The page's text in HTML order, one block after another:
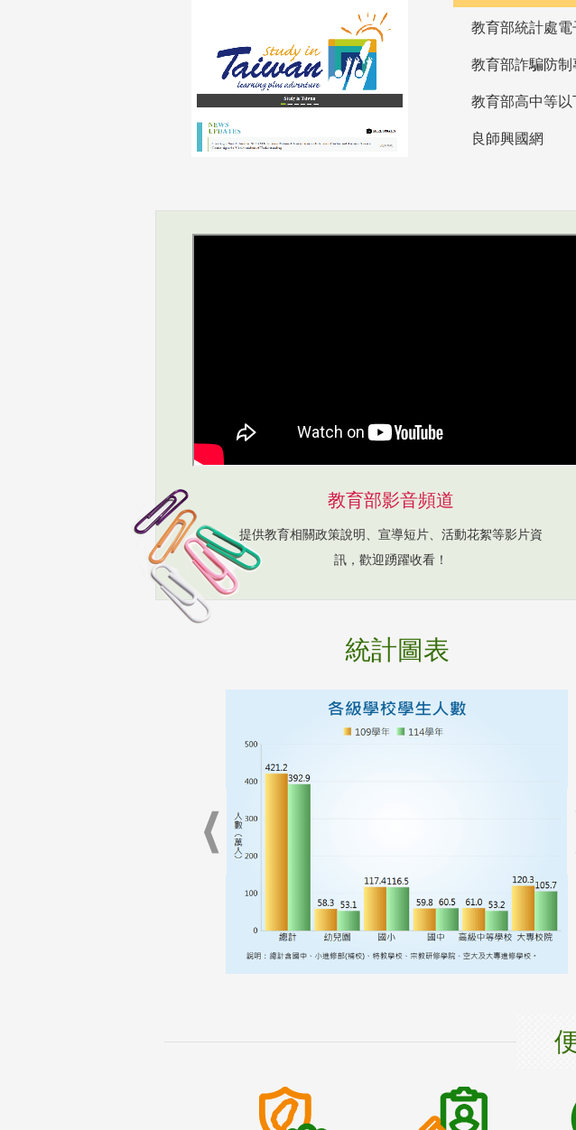
教育部統計處電
教育部詐騙防制
良師興國網
教育部影音頻道
提供教育相關政策說明、宣導短片、活動花絮等影片資
訊，歡迎踴躍收看！
統計圖表